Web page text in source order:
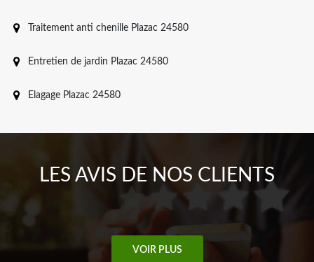
Traitement anti chenille Plazac 24580
Entretien de jardin Plazac 24580
Elagage Plazac 24580
LES AVIS DE NOS CLIENTS
VOIR PLUS